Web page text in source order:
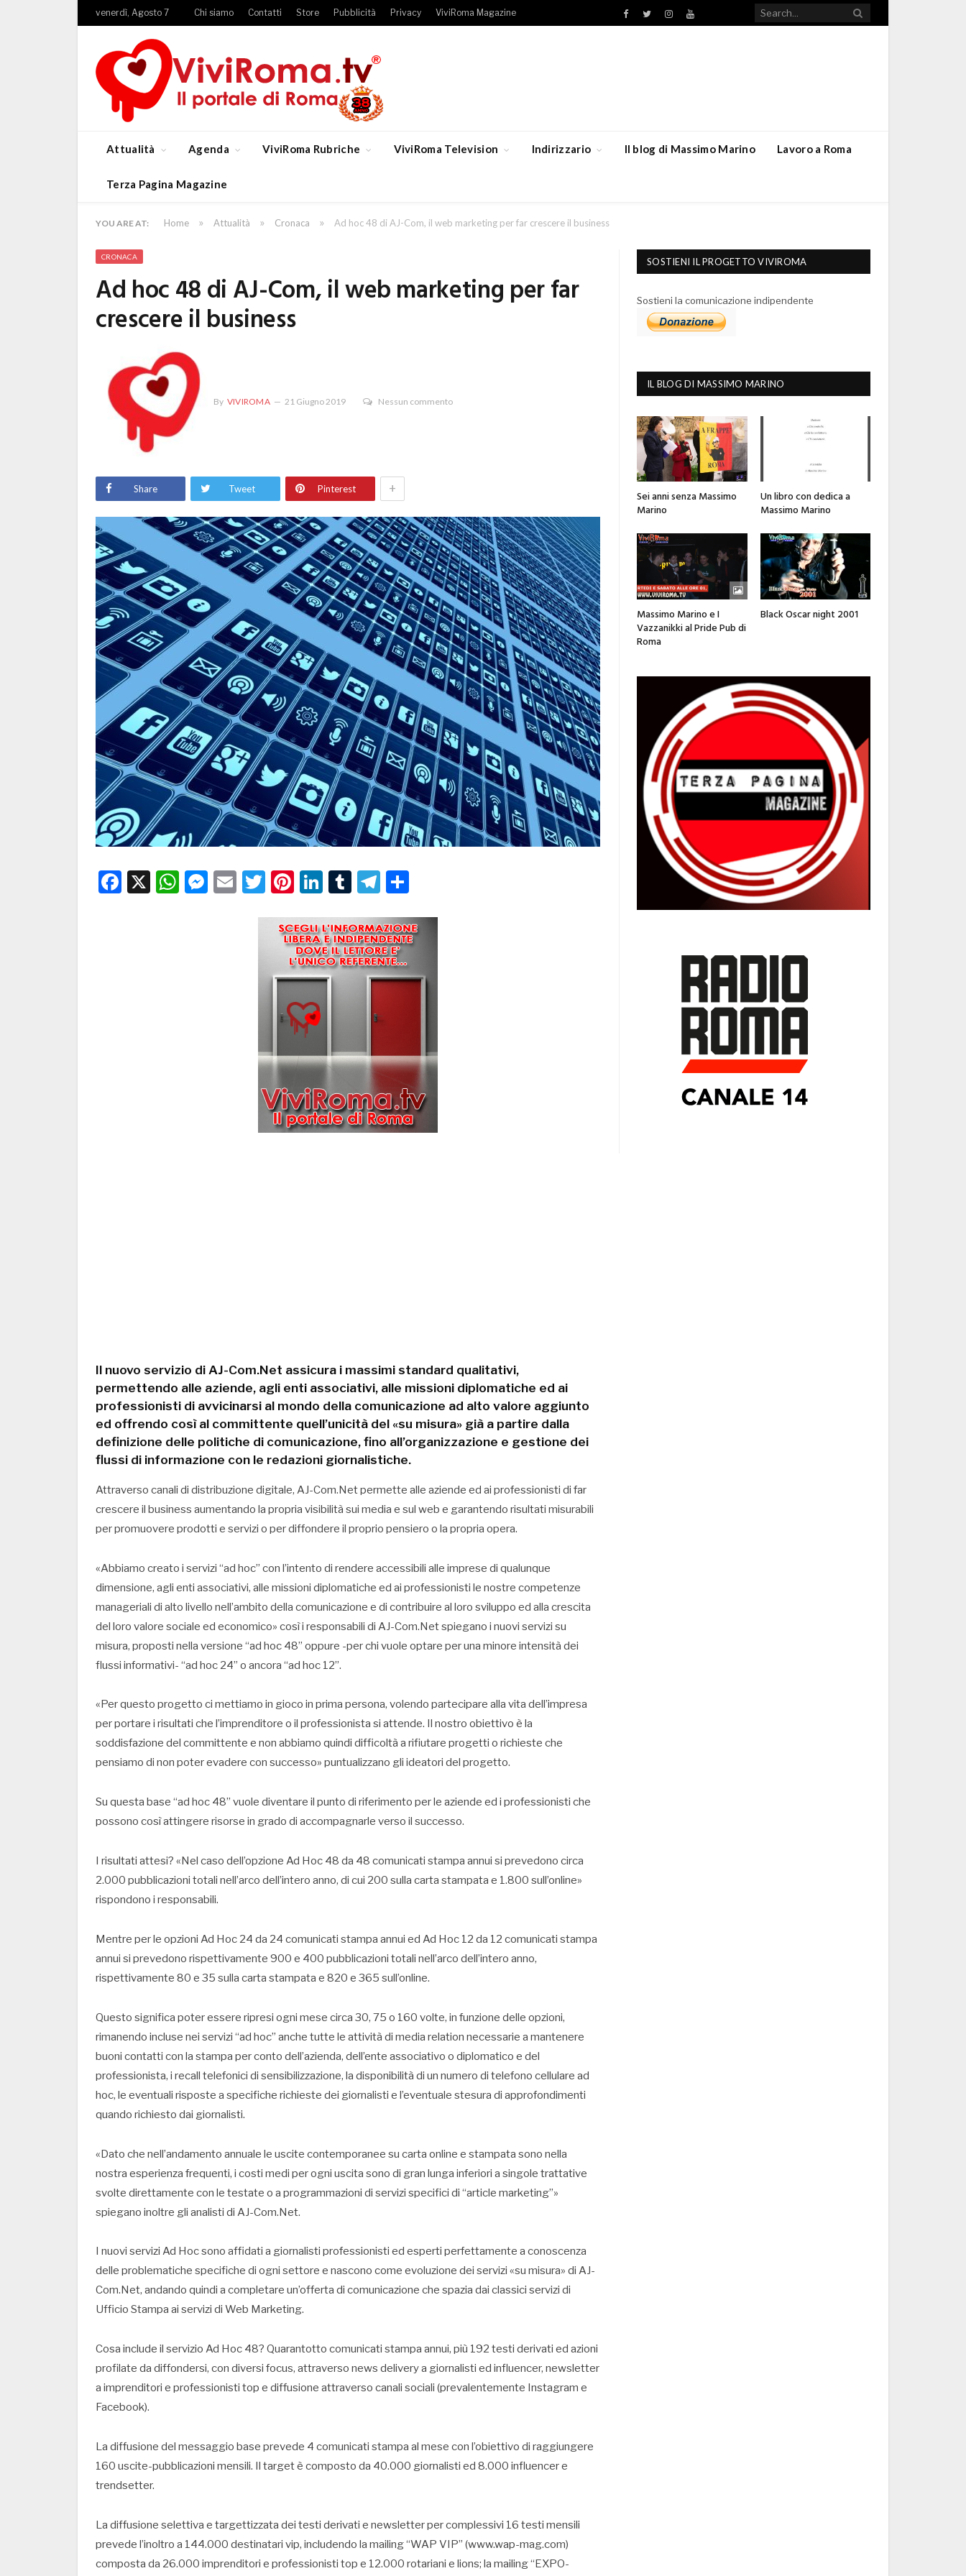
venerdì, Agosto 7 Chi siamo Contatti Store Pubblicità Privacy ViviRoma Magazine Facebook
TwitterInstagramYouTube
Attualità Agenda ViviRoma Rubriche ViviRoma Television Indirizzario Il blog di Massimo Marino Lavoro a Roma
Terza Pagina Magazine
YOU ARE AT: Home » Attualità » Cronaca » Ad hoc 48 di AJ-Com, il web marketing per far crescere il business
CRONACA
Ad hoc 48 di AJ-Com, il web marketing per far
crescere il business
By VIVIROMA 21 Giugno 2019 Nessun commento
Share Tweet Pinterest +
Facebook
X WhatsApp
Messenger
EmailTwitter
Pinterest
LinkedIn
TumblrTelegram
Il nuovo servizio di AJ-Com.Net assicura i massimi standard qualitativi,
permettendo alle aziende, agli enti associativi, alle missioni diplomatiche ed ai
professionisti di avvicinarsi al mondo della comunicazione ad alto valore aggiunto
ed offrendo così al committente quell’unicità del «su misura» già a partire dalla
definizione delle politiche di comunicazione, fino all’organizzazione e gestione dei
flussi di informazione con le redazioni giornalistiche.
Attraverso canali di distribuzione digitale, AJ-Com.Net permette alle aziende ed ai professionisti di far
crescere il business aumentando la propria visibilità sui media e sul web e garantendo risultati misurabili
per promuovere prodotti e servizi o per diffondere il proprio pensiero o la propria opera.
«Abbiamo creato i servizi “ad hoc” con l’intento di rendere accessibili alle imprese di qualunque
dimensione, agli enti associativi, alle missioni diplomatiche ed ai professionisti le nostre competenze
manageriali di alto livello nell’ambito della comunicazione e di contribuire al loro sviluppo ed alla crescita
del loro valore sociale ed economico» così i responsabili di AJ-Com.Net spiegano i nuovi servizi su
misura, proposti nella versione “ad hoc 48” oppure -per chi vuole optare per una minore intensità dei
flussi informativi- “ad hoc 24” o ancora “ad hoc 12”.
«Per questo progetto ci mettiamo in gioco in prima persona, volendo partecipare alla vita dell’impresa
per portare i risultati che l’imprenditore o il professionista si attende. Il nostro obiettivo è la
soddisfazione del committente e non abbiamo quindi difficoltà a rifiutare progetti o richieste che
pensiamo di non poter evadere con successo» puntualizzano gli ideatori del progetto.
Su questa base “ad hoc 48” vuole diventare il punto di riferimento per le aziende ed i professionisti che
possono così attingere risorse in grado di accompagnarle verso il successo.
I risultati attesi? «Nel caso dell’opzione Ad Hoc 48 da 48 comunicati stampa annui si prevedono circa
2.000 pubblicazioni totali nell’arco dell’intero anno, di cui 200 sulla carta stampata e 1.800 sull’online»
rispondono i responsabili.
Mentre per le opzioni Ad Hoc 24 da 24 comunicati stampa annui ed Ad Hoc 12 da 12 comunicati stampa
annui si prevedono rispettivamente 900 e 400 pubblicazioni totali nell’arco dell’intero anno,
rispettivamente 80 e 35 sulla carta stampata e 820 e 365 sull’online.
Questo significa poter essere ripresi ogni mese circa 30, 75 o 160 volte, in funzione delle opzioni,
rimanendo incluse nei servizi “ad hoc” anche tutte le attività di media relation necessarie a mantenere
buoni contatti con la stampa per conto dell’azienda, dell’ente associativo o diplomatico e del
professionista, i recall telefonici di sensibilizzazione, la disponibilità di un numero di telefono cellulare ad
hoc, le eventuali risposte a specifiche richieste dei giornalisti e l’eventuale stesura di approfondimenti
quando richiesto dai giornalisti.
«Dato che nell’andamento annuale le uscite contemporanee su carta online e stampata sono nella
nostra esperienza frequenti, i costi medi per ogni uscita sono di gran lunga inferiori a singole trattative
svolte direttamente con le testate o a programmazioni di servizi specifici di “article marketing”»
spiegano inoltre gli analisti di AJ-Com.Net.
I nuovi servizi Ad Hoc sono affidati a giornalisti professionisti ed esperti perfettamente a conoscenza
delle problematiche specifiche di ogni settore e nascono come evoluzione dei servizi «su misura» di AJ-
Com.Net, andando quindi a completare un’offerta di comunicazione che spazia dai classici servizi di
Ufficio Stampa ai servizi di Web Marketing.
Cosa include il servizio Ad Hoc 48? Quarantotto comunicati stampa annui, più 192 testi derivati ed azioni
profilate da diffondersi, con diversi focus, attraverso news delivery a giornalisti ed influencer, newsletter
a imprenditori e professionisti top e diffusione attraverso canali sociali (prevalentemente Instagram e
Facebook).
La diffusione del messaggio base prevede 4 comunicati stampa al mese con l’obiettivo di raggiungere
160 uscite-pubblicazioni mensili. Il target è composto da 40.000 giornalisti ed 8.000 influencer e
trendsetter.
La diffusione selettiva e targettizzata dei testi derivati e newsletter per complessivi 16 testi mensili
prevede l’inoltro a 144.000 destinatari vip, includendo la mailing “WAP VIP” (www.wap-mag.com)
composta da 26.000 imprenditori e professionisti top e 12.000 rotariani e lions; la mailing “EXPO-
SOSTIENI IL PROGETTO VIVIROMA
Sostieni la comunicazione indipendente
IL BLOG DI MASSIMO MARINO
Sei anni senza Massimo
Marino
Un libro con dedica a
Massimo Marino
Massimo Marino e I
Vazzanikki al Pride Pub di
Roma
Black Oscar night 2001